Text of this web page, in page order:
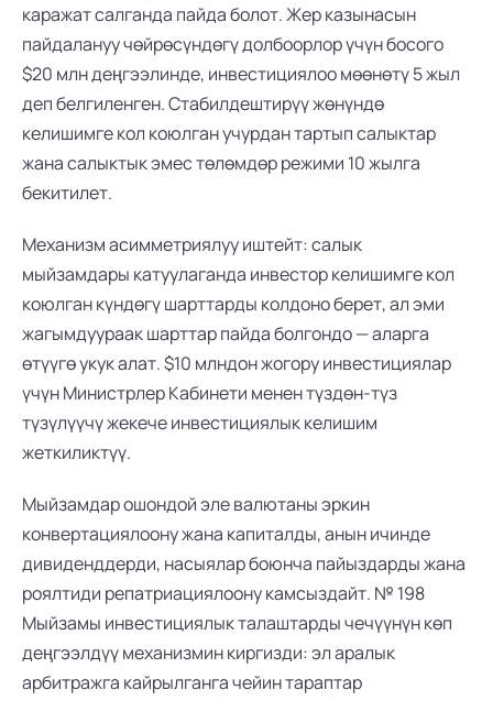
каражат салганда пайда болот. Жер казынасын
пайдалануу чөйрөсүндөгү долбоорлор үчүн босого
$20 млн деңгээлинде, инвестициялоо мөөнөтү 5 жыл
деп белгиленген. Стабилдештирүү жөнүндө
келишимге кол коюлган учурдан тартып салыктар
жана салыктык эмес төлөмдөр режими 10 жылга
бекитилет.
Механизм асимметриялуу иштейт: салык
мыйзамдары катуулаганда инвестор келишимге кол
коюлган күндөгү шарттарды колдоно берет, ал эми
жагымдуураак шарттар пайда болгондо — аларга
өтүүгө укук алат. $10 млндон жогору инвестициялар
үчүн Министрлер Кабинети менен түздөн-түз
түзүлүүчү жекече инвестициялык келишим
жеткиликтүү.
Мыйзамдар ошондой эле валютаны эркин
конвертациялоону жана капиталды, анын ичинде
дивиденддерди, насыялар боюнча пайыздарды жана
роялтиди репатриациялоону камсыздайт. № 198
Мыйзамы инвестициялык талаштарды чечүүнүн көп
деңгээлдүү механизмин киргизди: эл аралык
арбитражга кайрылганга чейин тараптар